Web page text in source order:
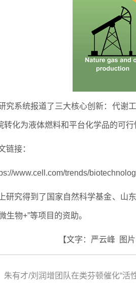
究系统报道了三大核心创新：代谢
转化为液体燃料和平台化学品的可
链接：
www.cell.com/trends/
研究得到了国家自然科学基金、山
生物+”等项目的资助。
【文字：严云峰 图
朱有才/刘润增团队在类芬顿催化“